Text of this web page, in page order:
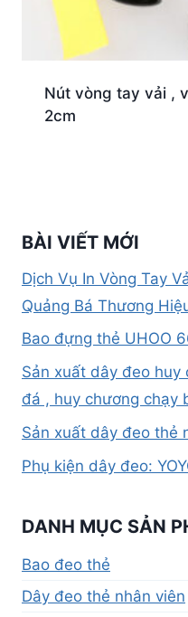
Nút vòng tay vải ,
2cm
BÀI VIẾT MỚI
Dịch Vụ In Vòng Tay
Quảng Bá Thương
Bao đựng thẻ UHOO
Sản xuất dây đeo huy
đá , huy chương chạy
Sản xuất dây đeo thẻ
Phụ kiện dây đeo:
DANH MỤC SẢN
Bao đeo thẻ
Dây đeo thẻ nhân viên